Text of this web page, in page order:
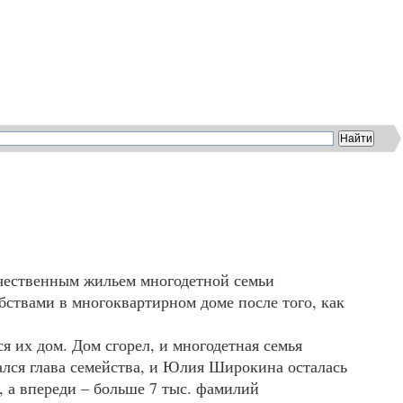
жильем многодетной семьи
в многоквартирном доме после того, как
их дом. Дом сгорел, и многодетная семья
глава семейства, и Юлия Широкина осталась
а впереди – больше 7 тыс. фамилий